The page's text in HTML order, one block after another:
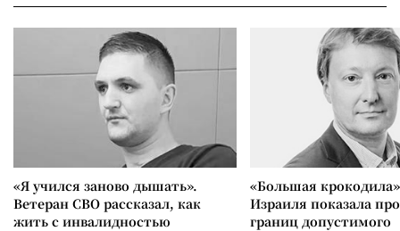
«Я учился заново дышать».
Ветеран СВО рассказал, как
жить с инвалидностью
«Большая
Израиля показала
границ допустимого